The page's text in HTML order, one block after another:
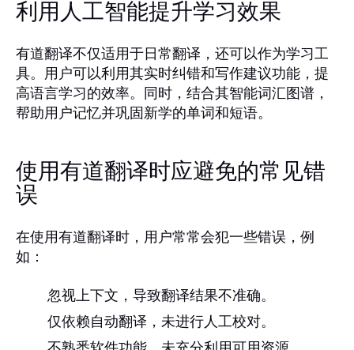
利用人工智能提升学习效果
有道翻译不仅适用于日常翻译，还可以作为学习工
具。用户可以利用其实时纠错和写作建议功能，提
高语言学习的效率。同时，结合其智能词汇图谱，
帮助用户记忆并巩固新学的单词和短语。
使用有道翻译时应避免的常见错
误
在使用有道翻译时，用户常常会犯一些错误，例
如：
忽视上下文，导致翻译结果不准确。
仅依赖自动翻译，未进行人工校对。